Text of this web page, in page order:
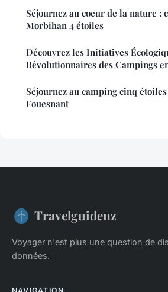
Séjournez au coeur de la nature :
Morbihan 4 étoiles
Découvrez les Initiatives
Révolutionnaires des Campings
Séjournez au camping cinq
Fouesnant
Travelguidenz
Voyager n'est plus une question de
données.